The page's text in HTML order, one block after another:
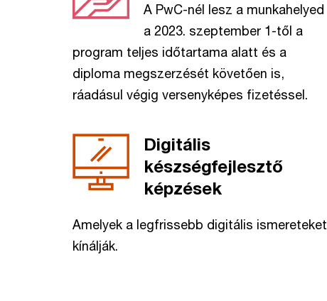
A PwC-nél lesz a munkahelyed
a 2023. szeptember 1-től a
program teljes időtartama alatt és a
diploma megszerzését követően is,
ráadásul végig versenyképes fizetéssel.
Digitális
készségfejlesztő
képzések
Amelyek a legfrissebb digitális ismereteket
kínálják.